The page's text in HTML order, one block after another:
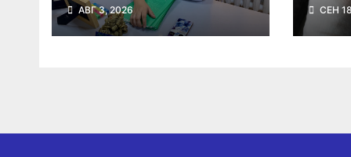
страдает жировой
болезнью печени
АВГ 3, 2026 СЕН